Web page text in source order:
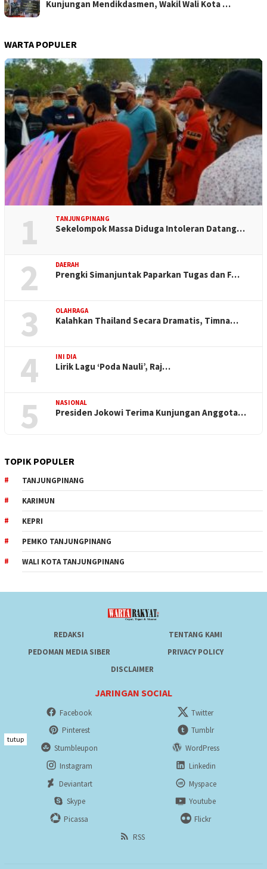
Kunjungan Mendikdasmen, Wakil Wali Kota …
WARTA POPULER
1 TANJUNGPINANG
Sekelompok Massa Diduga Intoleran Datang…
2 DAERAH
Prengki Simanjuntak Paparkan Tugas dan F…
3 OLAHRAGA
Kalahkan Thailand Secara Dramatis, Timna…
4 INI DIA
Lirik Lagu ‘Poda Nauli’, Raj…
5 NASIONAL
Presiden Jokowi Terima Kunjungan Anggota…
TOPIK POPULER
TANJUNGPINANG
KARIMUN
KEPRI
PEMKO TANJUNGPINANG
WALI KOTA TANJUNGPINANG
REDAKSI
TENTANG KAMI
PEDOMAN MEDIA SIBER
PRIVACY POLICY
DISCLAIMER
JARINGAN SOCIAL
Facebook
Twitter
Pinterest
Tumblr
Stumbleupon
WordPress
Instagram
Linkedin
Deviantart
Myspace
Skype
Youtube
Picassa
Flickr
RSS
tutup